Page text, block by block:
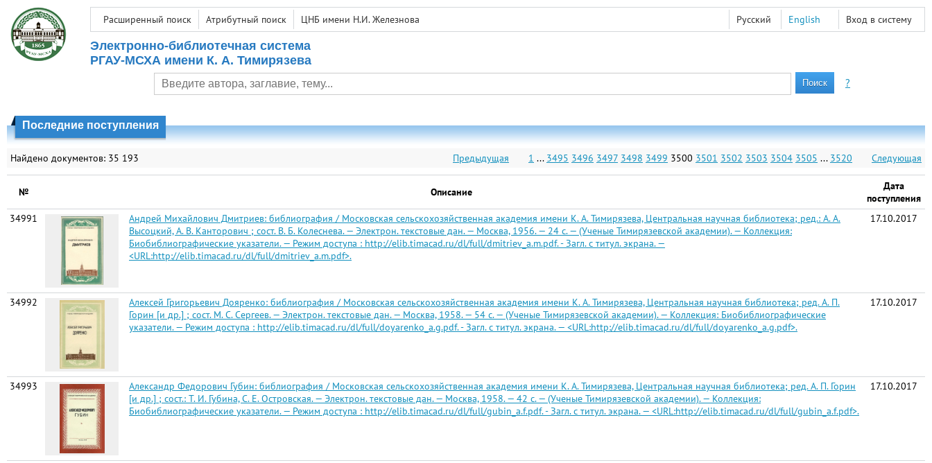
Расширенный поиск Атрибутный поиск ЦНБ имени Н.И. Железнова Вход в систему
Русский English
Электронно-библиотечная система
РГАУ-МСХА имени К. А. Тимирязева
?
Последние поступления
Найдено документов: 35 193 Предыдущая 1 ... 3495 3496 3497 3498 3499 3500 3501 3502 3503 3504 3505 ... 3520 Следующая
№ Описание
Дата
поступления
34991
Андрей Михайлович Дмитриев: библиография / Московская сельскохозяйственная академия имени К. А. Тимирязева, Центральная научная библиотека; ред.: А. А.
Высоцкий, А. В. Канторович ; сост. В. Б. Колеснева. — Электрон. текстовые дан. — Москва, 1956. — 24 с. — (Ученые Тимирязевской академии). — Коллекция:
Биобиблиографические указатели. — Режим доступа : http://elib.timacad.ru/dl/full/dmitriev_a.m.pdf. - Загл. с титул. экрана. —
<URL:http://elib.timacad.ru/dl/full/dmitriev_a.m.pdf>.
17.10.2017
34992
Алексей Григорьевич Дояренко: библиография / Московская сельскохозяйственная академия имени К. А. Тимирязева, Центральная научная библиотека; ред. А. П.
Горин [и др.] ; сост. М. С. Сергеев. — Электрон. текстовые дан. — Москва, 1958. — 54 с. — (Ученые Тимирязевской академии). — Коллекция: Биобиблиографические
указатели. — Режим доступа : http://elib.timacad.ru/dl/full/doyarenko_a.g.pdf. - Загл. с титул. экрана. — <URL:http://elib.timacad.ru/dl/full/doyarenko_a.g.pdf>.
17.10.2017
34993
Александр Федорович Губин: библиография / Московская сельскохозяйственная академия имени К. А. Тимирязева, Центральная научная библиотека; ред. А. П. Горин
[и др.] ; сост.: Т. И. Губина, С. Е. Островская. — Электрон. текстовые дан. — Москва, 1958. — 42 с. — (Ученые Тимирязевской академии). — Коллекция:
Биобиблиографические указатели. — Режим доступа : http://elib.timacad.ru/dl/full/gubin_a.f.pdf. - Загл. с титул. экрана. — <URL:http://elib.timacad.ru/dl/full/gubin_a.f.pdf>.
17.10.2017